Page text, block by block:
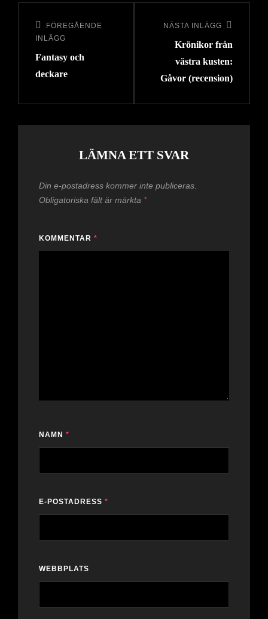
Föregående
FÖREGÅENDE
INLÄGG
Fantasy och
deckare
Nästa
inlägg
NÄSTA INLÄGG
Krönikor från
västra kusten:
Gåvor (recension)
LÄMNA ETT SVAR
Din e-postadress kommer inte publiceras.
Obligatoriska fält är märkta *
KOMMENTAR *
NAMN *
E-POSTADRESS *
WEBBPLATS